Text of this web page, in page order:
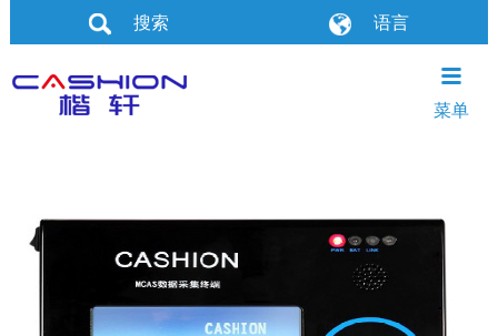
语言
搜索
菜单
品牌介绍
公司简介
社会公益
产品介绍
智能打印机
条码打印机
合作招商
合作条件
合作须知
技术研发
智能技术研发方向
产品动态
公司动态
产品说明
联系我们